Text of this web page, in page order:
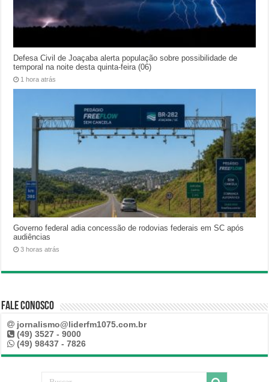
Defesa Civil de Joaçaba alerta população sobre possibilidade de
temporal na noite desta quinta-feira (06)
1 hora atrás
Governo federal adia concessão de rodovias federais em SC após
audiências
3 horas atrás
Fale Conosco
jornalismo@liderfm1075.com.br
(49) 3527 - 9000
(49) 98437 - 7826